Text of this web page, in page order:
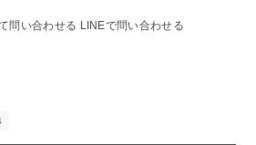
問い合わせる LINEで問い合わせる